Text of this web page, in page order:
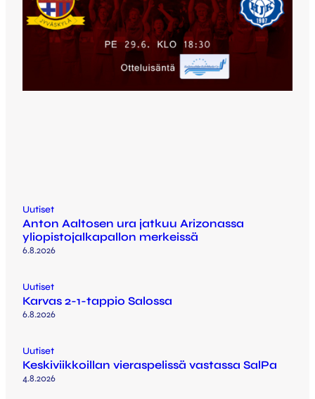
Uutiset
Anton Aaltosen ura jatkuu Arizonassa
yliopistojalkapallon merkeissä
6.8.2026
Uutiset
Karvas 2-1-tappio Salossa
6.8.2026
Uutiset
Keskiviikkoillan vieraspelissä vastassa SalPa
4.8.2026